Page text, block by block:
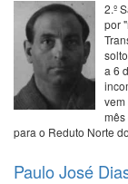
2.º
por
a 6
vem
mês
para o Reduto Norte
Paulo José